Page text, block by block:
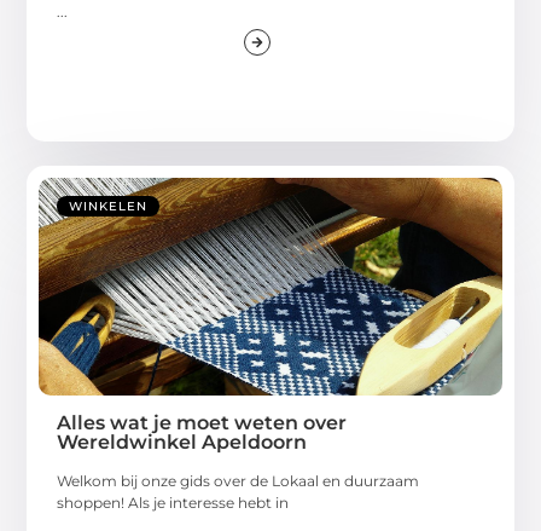
WINKELEN
Alles wat je moet weten over
Wereldwinkel Apeldoorn
Welkom bij onze gids over de Lokaal en duurzaam
shoppen! Als je interesse hebt in